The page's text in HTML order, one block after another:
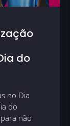
do
no Dia
do
não